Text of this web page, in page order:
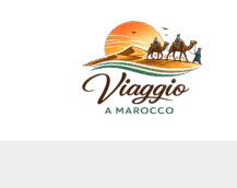
contenuto